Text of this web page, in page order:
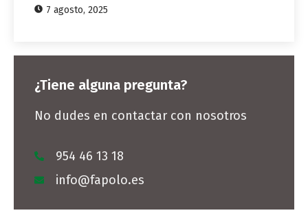
7 agosto, 2025
¿Tiene alguna pregunta?
No dudes en contactar con nosotros
954 46 13 18
info@fapolo.es